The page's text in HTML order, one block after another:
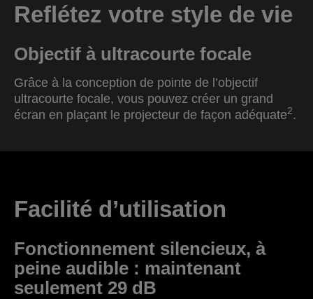
Reflétez votre style de vie
Objectif à ultracourte focale
Grâce à la conception de pointe de l’objectif
ultracourte focale, vous pouvez créer un grand
écran en plaçant le projecteur de façon adéquate2.
Facilité d’utilisation
Fonctionnement silencieux, à
peine audible : maintenant
seulement 29 dB